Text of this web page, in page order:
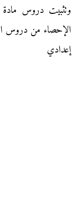
وتثبيت دروس مادة
الإحصاء من دروس
إعدادي